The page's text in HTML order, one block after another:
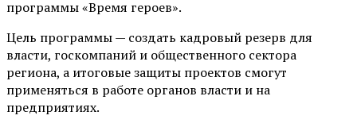
программы «Время героев».
Цель программы — создать кадровый резерв для
власти, госкомпаний и общественного сектора
региона, а итоговые защиты проектов смогут
применяться в работе органов власти и на
предприятиях.